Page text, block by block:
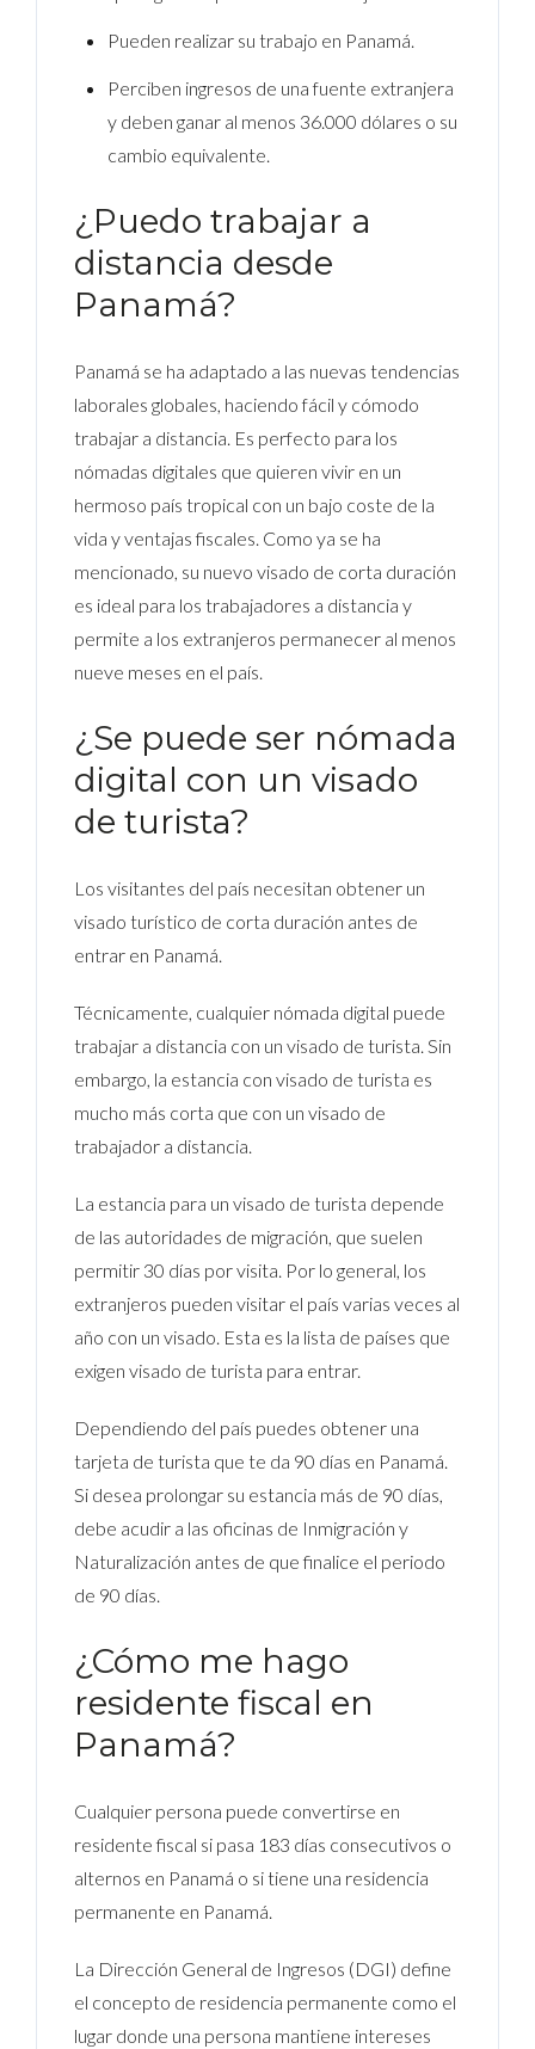
Pueden realizar su trabajo en Panamá.
Perciben ingresos de una fuente extranjera
y deben ganar al menos 36.000 dólares o su
cambio equivalente.
¿Puedo trabajar a
distancia desde
Panamá?
Panamá se ha adaptado a las nuevas tendencias
laborales globales, haciendo fácil y cómodo
trabajar a distancia. Es perfecto para los
nómadas digitales que quieren vivir en un
hermoso país tropical con un bajo coste de la
vida y ventajas fiscales. Como ya se ha
mencionado, su nuevo visado de corta duración
es ideal para los trabajadores a distancia y
permite a los extranjeros permanecer al menos
nueve meses en el país.
¿Se puede ser nómada
digital con un visado
de turista?
Los visitantes del país necesitan obtener un
visado turístico de corta duración antes de
entrar en Panamá.
Técnicamente, cualquier nómada digital puede
trabajar a distancia con un visado de turista. Sin
embargo, la estancia con visado de turista es
mucho más corta que con un visado de
trabajador a distancia.
La estancia para un visado de turista depende
de las autoridades de migración, que suelen
permitir 30 días por visita. Por lo general, los
extranjeros pueden visitar el país varias veces al
año con un visado. Esta es la lista de países que
exigen visado de turista para entrar.
Dependiendo del país puedes obtener una
tarjeta de turista que te da 90 días en Panamá.
Si desea prolongar su estancia más de 90 días,
debe acudir a las oficinas de Inmigración y
Naturalización antes de que finalice el periodo
de 90 días.
¿Cómo me hago
residente fiscal en
Panamá?
Cualquier persona puede convertirse en
residente fiscal si pasa 183 días consecutivos o
alternos en Panamá o si tiene una residencia
permanente en Panamá.
La Dirección General de Ingresos (DGI) define
el concepto de residencia permanente como el
lugar donde una persona mantiene intereses